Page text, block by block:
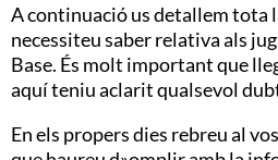
A continuació us detallem tota
necessiteu saber relativa als
Base. És molt important que
aquí teniu aclarit qualsevol
En els propers dies rebreu al